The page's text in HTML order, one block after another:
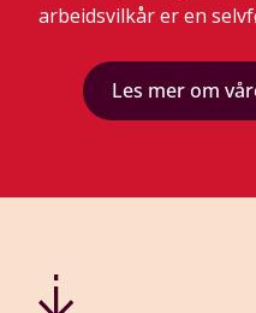
arbeidsvilkår er en
Les mer om